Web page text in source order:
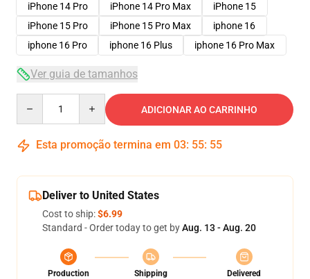
iPhone 14 Pro
iPhone 14 Pro Max
iPhone 15
iPhone 15 Pro
iPhone 15 Pro Max
iphone 16
iphone 16 Pro
iphone 16 Plus iphone 16 Pro Max
Ver guia de tamanhos
ADICIONAR AO CARRINHO
Esta promoção termina em 03: 55: 54
Deliver to United States
Cost to ship:$6.99
Standard - Order today to get byAug. 13 - Aug. 20
Production
Shipping
Delivered